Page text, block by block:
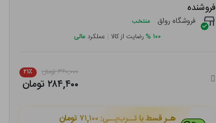
فروشنده
فروشگاه رواق منتخب
۱۰۰ % رضایت از کالا | عملکرد عالی
۳۶۰,۰۰۰ تومان ۲۱٪
۲۸۴,۴۰۰ تومان
هـر قسط با تــرب‌پــی: ۷۱,۱۰۰ تومان